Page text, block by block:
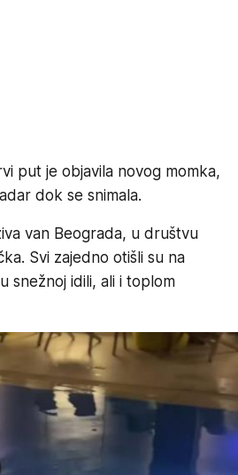
put je objavila novog momka,
dok se snimala.
van Beograda, u društvu
Svi zajedno otišli su na
snežnoj idili, ali i toplom